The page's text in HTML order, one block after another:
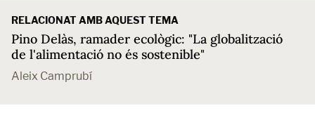
RELACIONAT AMB AQUEST TEMA
Pino Delàs, ramader ecològic: "La globalització
de l'alimentació no és sostenible"
Aleix Camprubí